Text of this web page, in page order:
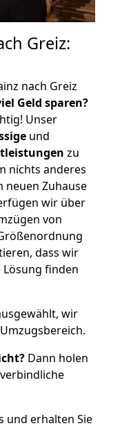
Greiz:
nach Greiz
Geld sparen?
Unser
und
zu
nichts anderes
neuen Zuhause
wir über
von
dass wir
Lösung finden
wir
Dann holen
und erhalten Sie